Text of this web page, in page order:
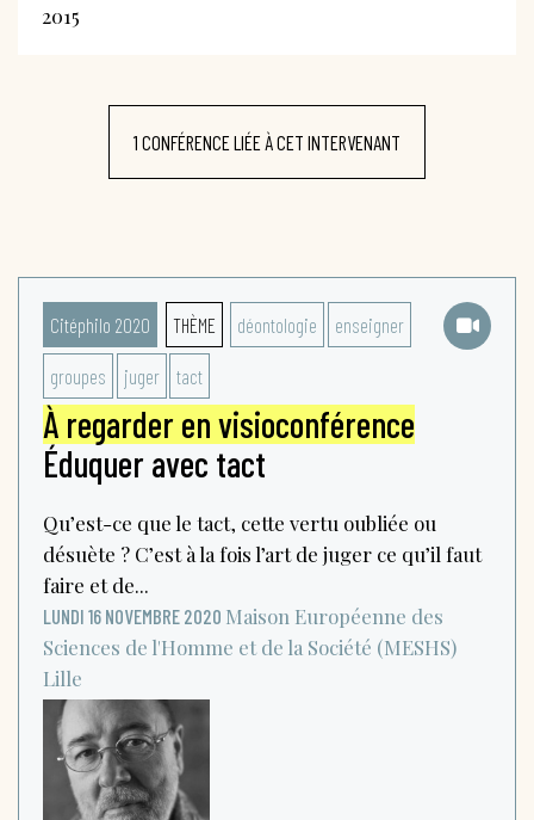
2015
1 CONFÉRENCE LIÉE À CET INTERVENANT
Citéphilo 2020 THÈME déontologie enseigner
groupes juger tact
À regarder en visioconférence
Éduquer avec tact
Qu’est-ce que le tact, cette vertu oubliée ou
désuète ? C’est à la fois l’art de juger ce qu’il faut
faire et de...
LUNDI 16 NOVEMBRE 2020 Maison Européenne des
Sciences de l'Homme et de la Société (MESHS)
Lille